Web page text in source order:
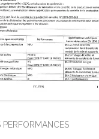
PERFORMANCES